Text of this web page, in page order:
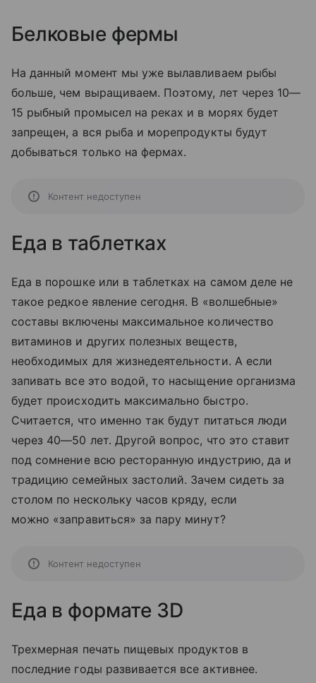
Белковые фермы
На данный момент мы уже вылавливаем рыбы
больше, чем выращиваем. Поэтому, лет через 10—
15 рыбный промысел на реках и в морях будет
запрещен, а вся рыба и морепродукты будут
добываться только на фермах.
Контент недоступен
Еда в таблетках
Еда в порошке или в таблетках на самом деле не
такое редкое явление сегодня. В «волшебные»
составы включены максимальное количество
витаминов и других полезных веществ,
необходимых для жизнедеятельности. А если
запивать все это водой, то насыщение организма
будет происходить максимально быстро.
Считается, что именно так будут питаться люди
через 40—50 лет. Другой вопрос, что это ставит
под сомнение всю ресторанную индустрию, да и
традицию семейных застолий. Зачем сидеть за
столом по нескольку часов кряду, если
можно «заправиться» за пару минут?
Контент недоступен
Еда в формате 3D
Трехмерная печать пищевых продуктов в
последние годы развивается все активнее.